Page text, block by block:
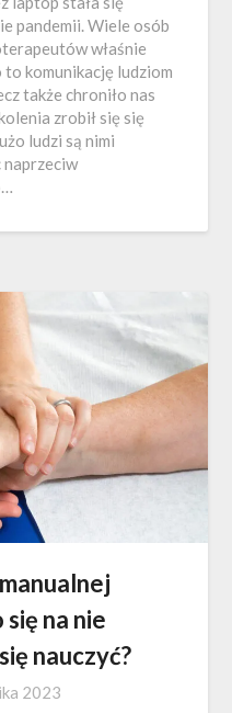
pandemii. Wiele osób
właśnie
komunikację ludziom
także chroniło nas
zrobił się się
ludzi są nimi
naprzeciw
na nie
nauczyć?
2023